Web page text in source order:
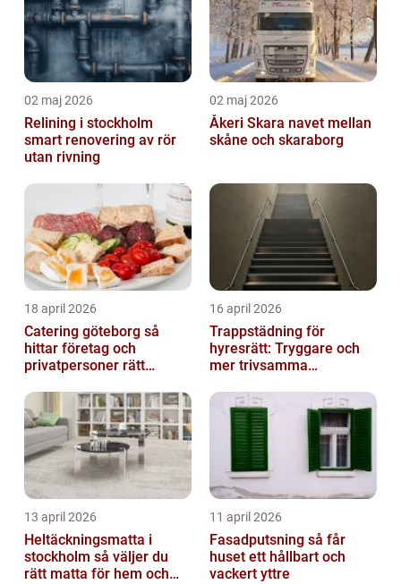
02 maj 2026
Relining i stockholm
smart renovering av rör
utan rivning
02 maj 2026
Åkeri Skara navet mellan
skåne och skaraborg
18 april 2026
Catering göteborg så
hittar företag och
privatpersoner rätt
16 april 2026
Trappstädning för
hyresrätt: Tryggare och
mer trivsamma
13 april 2026
Heltäckningsmatta i
stockholm så väljer du
rätt matta för hem och
11 april 2026
Fasadputsning så får
huset ett hållbart och
vackert yttre